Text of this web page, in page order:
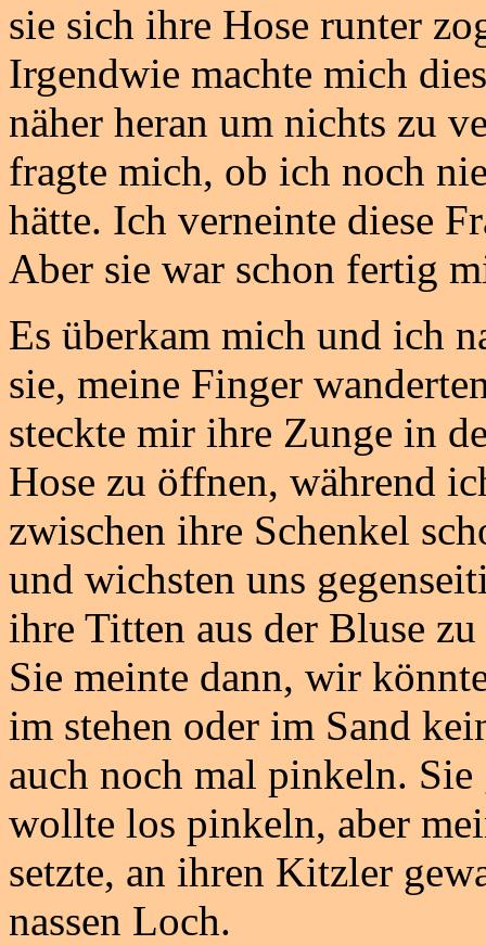
sie sich ihre Hose runter
Irgendwie machte mich
näher heran um nichts zu
fragte mich, ob ich noch
hätte. Ich verneinte diese
Aber sie war schon fertig
Es überkam mich und ich
sie, meine Finger
steckte mir ihre Zunge in
Hose zu öffnen, während
zwischen ihre Schenkel
und wichsten uns
ihre Titten aus der Bluse
Sie meinte dann, wir
im stehen oder im Sand
auch noch mal pinkeln.
wollte los pinkeln, aber
setzte, an ihren Kitzler
nassen Loch.